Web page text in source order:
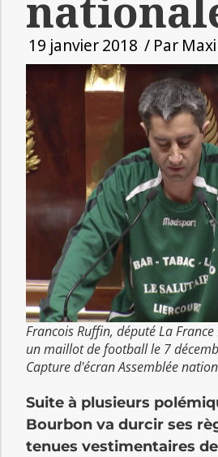
19 janvier 2018 / Par
Francois Ruffin, député La
un maillot de football le 7
Capture d'écran Assemblée
Suite à plusieurs
Bourbon va durcir ses
tenues vestimentaires